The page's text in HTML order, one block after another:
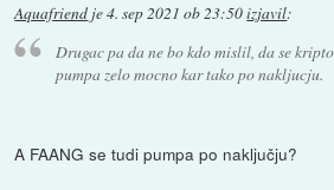
Aquafriend je4. sep 2021 ob 23:50izjavil:
Drugac pa da ne bo kdo mislil, da se
pumpa zelo mocno kar tako po nakljucju.
A FAANG se tudi pumpa po naključju?